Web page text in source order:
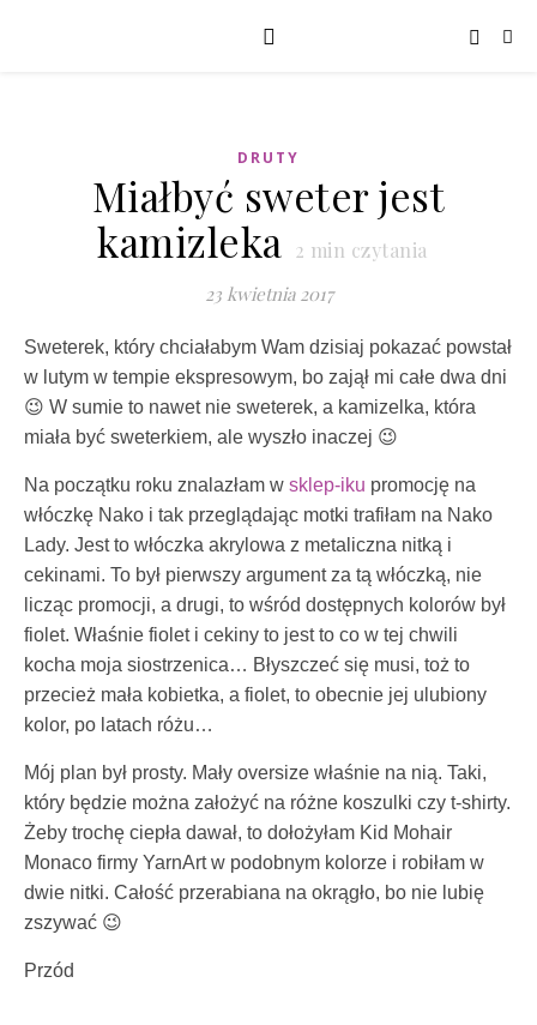
DRUTY
Miałbyć sweter jest
kamizleka
2 min czytania
23 kwietnia 2017
Sweterek, który chciałabym Wam dzisiaj pokazać powstał
w lutym w tempie ekspresowym, bo zajął mi całe dwa dni
😉 W sumie to nawet nie sweterek, a kamizelka, która
miała być sweterkiem, ale wyszło inaczej 😉
Na początku roku znalazłam w sklep-iku promocję na
włóczkę Nako i tak przeglądając motki trafiłam na Nako
Lady. Jest to włóczka akrylowa z metaliczna nitką i
cekinami. To był pierwszy argument za tą włóczką, nie
licząc promocji, a drugi, to wśród dostępnych kolorów był
fiolet. Właśnie fiolet i cekiny to jest to co w tej chwili
kocha moja siostrzenica… Błyszczeć się musi, toż to
przecież mała kobietka, a fiolet, to obecnie jej ulubiony
kolor, po latach różu…
Mój plan był prosty. Mały oversize właśnie na nią. Taki,
który będzie można założyć na różne koszulki czy t-shirty.
Żeby trochę ciepła dawał, to dołożyłam Kid Mohair
Monaco firmy YarnArt w podobnym kolorze i robiłam w
dwie nitki. Całość przerabiana na okrągło, bo nie lubię
zszywać 😉
Przód